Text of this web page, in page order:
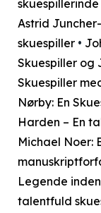
Astrid
skuespiller •
Skuespiller og
Skuespiller
Nørby: En
Harden – En
Michael Noer:
Legende
talentfuld